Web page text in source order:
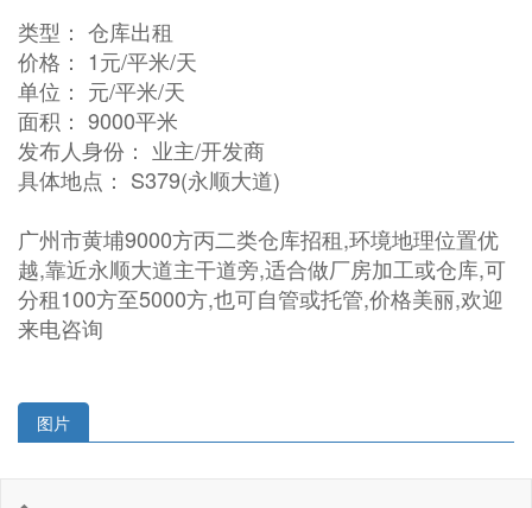
类型： 仓库出租
价格： 1元/平米/天
单位： 元/平米/天
面积： 9000平米
发布人身份： 业主/开发商
具体地点： S379(永顺大道)
广州市黄埔9000方丙二类仓库招租,环境地理位置优
越,靠近永顺大道主干道旁,适合做厂房加工或仓库,可
分租100方至5000方,也可自管或托管,价格美丽,欢迎
来电咨询
图片